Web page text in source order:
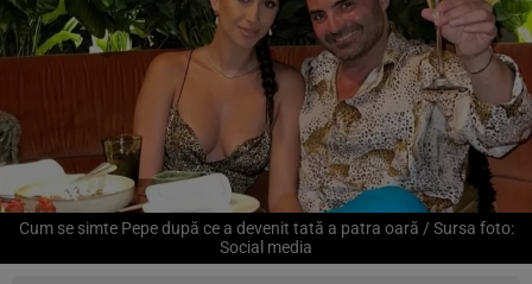
Cum se simte Pepe după ce a devenit tată a patra oară / Sursa foto:
Social media